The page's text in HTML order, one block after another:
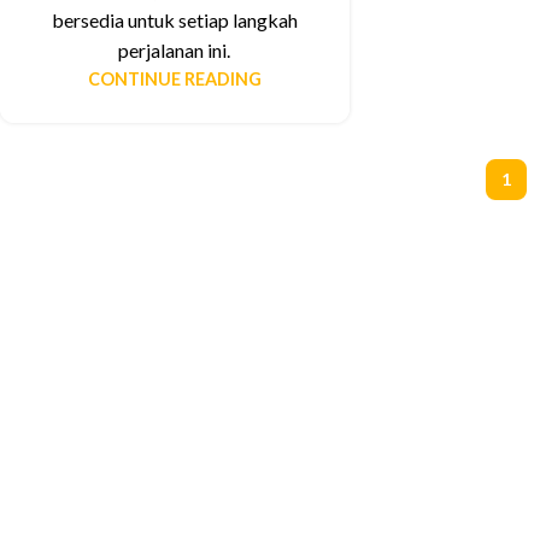
bersedia untuk setiap langkah
perjalanan ini.
CONTINUE READING
1